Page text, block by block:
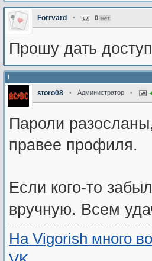
Forrvard • 0 нет
Прошу дать
!
storo08 • Администратор •
Пароли
правее профиля.
Если кого-то
вручную. Всем
На Vigorish много